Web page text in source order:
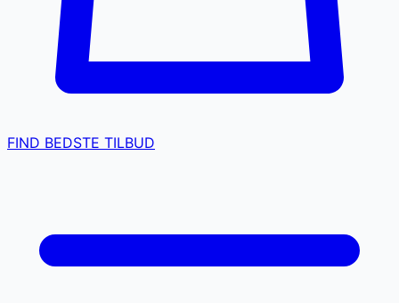
FIND BEDSTE TILBUD